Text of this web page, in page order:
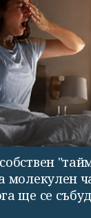
молекулен
ще се